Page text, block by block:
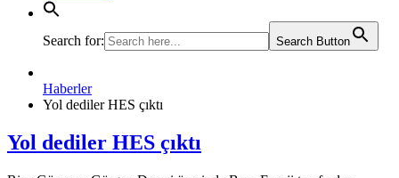
Search for: Search Button
Haberler
Yol dediler HES çıktı
Yol dediler HES çıktı